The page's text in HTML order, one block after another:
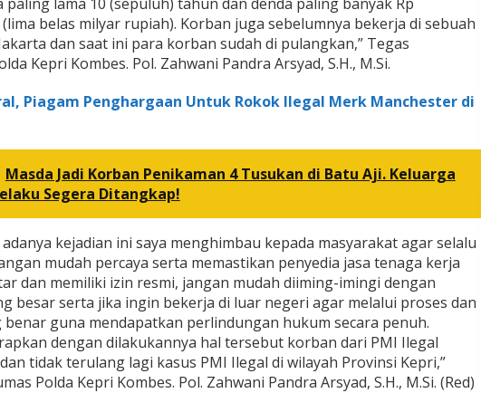
(lima belas milyar rupiah). Korban juga sebelumnya bekerja di sebuah
dan saat ini para korban sudah di pulangkan,” Tegas
Kepri Kombes. Pol. Zahwani Pandra Arsyad, S.H., M.Si.
Piagam Penghargaan Untuk Rokok Ilegal Merk Manchester di
Masda Jadi Korban Penikaman 4 Tusukan di Batu Aji. Keluarga
Segera Ditangkap!
kejadian ini saya menghimbau kepada masyarakat agar selalu
mudah percaya serta memastikan penyedia jasa tenaga kerja
dan memiliki izin resmi, jangan mudah diiming-imingi dengan
besar serta jika ingin bekerja di luar negeri agar melalui proses dan
guna mendapatkan perlindungan hukum secara penuh.
dengan dilakukannya hal tersebut korban dari PMI Ilegal
tidak terulang lagi kasus PMI Ilegal di wilayah Provinsi Kepri,”
Polda Kepri Kombes. Pol. Zahwani Pandra Arsyad, S.H., M.Si. (Red)